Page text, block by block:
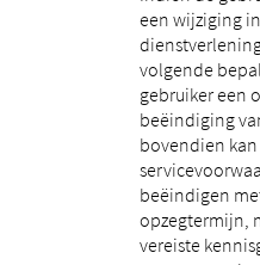
een wijziging
volgende
gebruiker een
beëindiging
bovendien
beëindigen
opzegtermijn,
vereiste